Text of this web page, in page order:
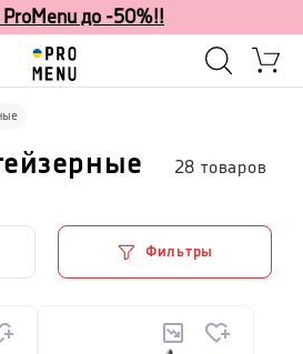
ProMenu до -50%!!
28 товаров
Фильтры